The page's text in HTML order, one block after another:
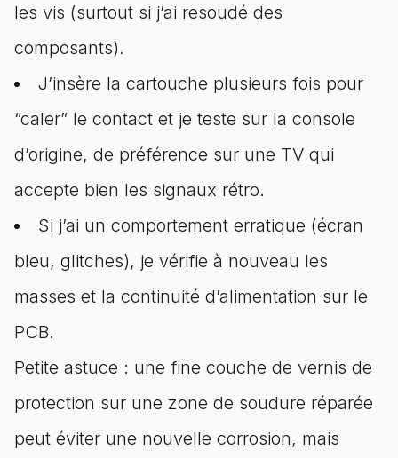
les vis (surtout si j’ai resoudé des
composants).
J’insère la cartouche plusieurs fois pour
“caler” le contact et je teste sur la console
d’origine, de préférence sur une TV qui
accepte bien les signaux rétro.
Si j’ai un comportement erratique (écran
bleu, glitches), je vérifie à nouveau les
masses et la continuité d’alimentation sur le
PCB.
Petite astuce : une fine couche de vernis de
protection sur une zone de soudure réparée
peut éviter une nouvelle corrosion, mais